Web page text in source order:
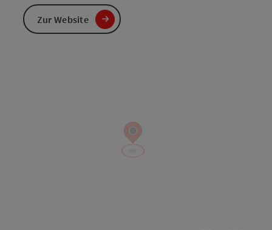
Zur Website